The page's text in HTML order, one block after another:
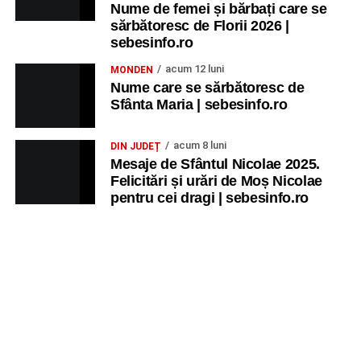
Nume de femei și bărbați care se
sărbătoresc de Florii 2026 |
sebesinfo.ro
MONDEN acum 12 luni
Nume care se sărbătoresc de
Sfânta Maria | sebesinfo.ro
DIN JUDEȚ acum 8 luni
Mesaje de Sfântul Nicolae 2025.
Felicitări și urări de Moș Nicolae
pentru cei dragi | sebesinfo.ro